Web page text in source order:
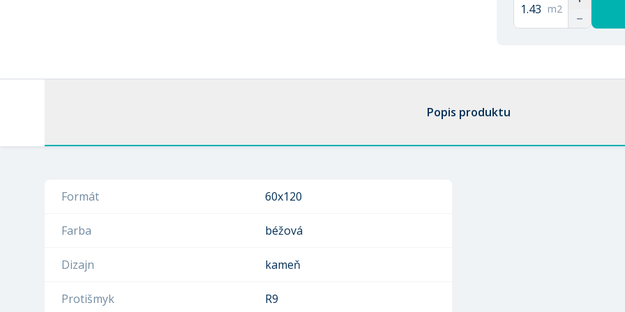
m2
Popis produktu
Formát 60x120
Farba béžová
Dizajn kameň
Protišmyk R9